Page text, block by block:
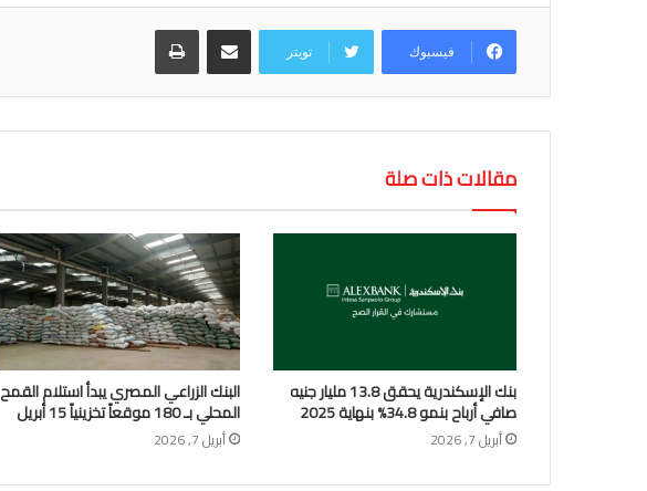
فيسبوك تويتر
مقالات ذات صلة
بنك الإسكندرية يحقق 13.8 مليار جنيه
صافي أرباح بنمو 34.8% بنهاية 2025
أبريل 7, 2026
البنك الزراعي المصري يبدأ استلام القمح
المحلي بـ 180 موقعاً تخزينياً 15 أبريل
أبريل 7, 2026